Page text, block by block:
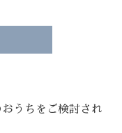
うちをご検討され